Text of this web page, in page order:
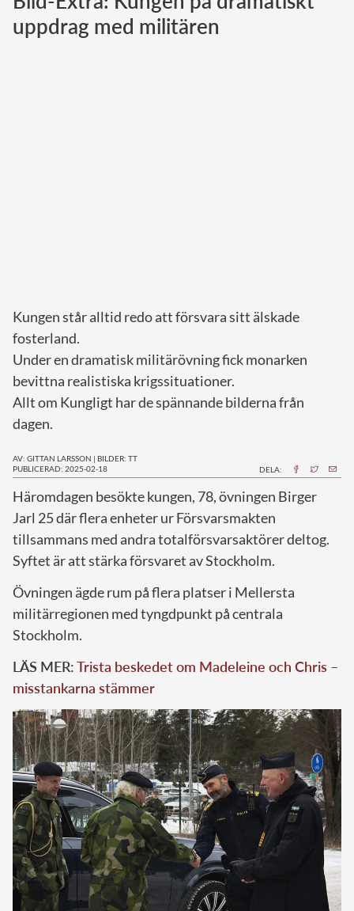
Norska kungahuset
uppdrag med militären
Kungen står alltid redo att försvara sitt älskade
fosterland.
Under en dramatisk militärövning fick monarken
bevittna realistiska krigssituationer.
Allt om Kungligt har de spännande bilderna från
dagen.
AV: GITTAN LARSSON | BILDER: TT
PUBLICERAD: 2025-02-18
DELA:
Häromdagen besökte kungen, 78, övningen Birger
Jarl 25 där flera enheter ur Försvarsmakten
tillsammans med andra totalförsvarsaktörer deltog.
Syftet är att stärka försvaret av Stockholm.
Övningen ägde rum på flera platser i Mellersta
militärregionen med tyngdpunkt på centrala
Stockholm.
LÄS MER:Trista beskedet om Madeleine och Chris –
misstankarna stämmer